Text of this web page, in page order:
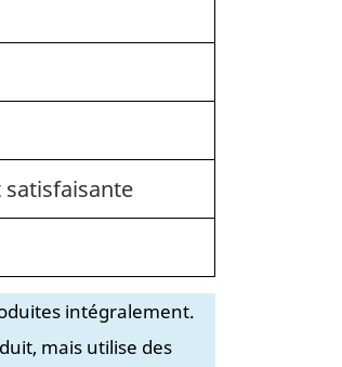
intégralement.
mais utilise des